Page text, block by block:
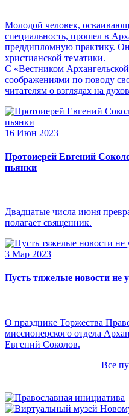
Молодой человек,
специальность, прошел в
преддипломную практику. Он
христианской тематики.
С «Вестником
соображениями по поводу
читателям о взглядах на
16 Июн 2023
Протоиерей Евгений
пьянки
Двадцатые числа июня
полагает священник.
3 Мар 2023
Пусть тяжелые новости не
О празднике Торжества
миссионерского отдела
Евгений Соколов.
Все